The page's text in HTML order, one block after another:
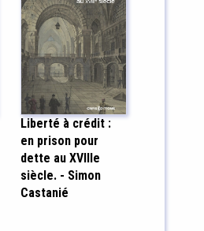
Liberté à crédit :
en prison pour
dette au XVIIIe
siècle. - Simon
Castanié